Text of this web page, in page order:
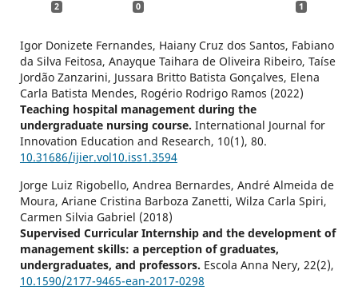
2 0 1
Igor Donizete Fernandes, Haiany Cruz dos Santos, Fabiano
da Silva Feitosa, Anayque Taihara de Oliveira Ribeiro, Taíse
Jordão Zanzarini, Jussara Britto Batista Gonçalves, Elena
Carla Batista Mendes, Rogério Rodrigo Ramos (2022)
Teaching hospital management during the
undergraduate nursing course. International Journal for
Innovation Education and Research, 10(1), 80.
10.31686/ijier.vol10.iss1.3594
Jorge Luiz Rigobello, Andrea Bernardes, André Almeida de
Moura, Ariane Cristina Barboza Zanetti, Wilza Carla Spiri,
Carmen Silvia Gabriel (2018)
Supervised Curricular Internship and the development of
management skills: a perception of graduates,
undergraduates, and professors. Escola Anna Nery, 22(2),
10.1590/2177-9465-ean-2017-0298